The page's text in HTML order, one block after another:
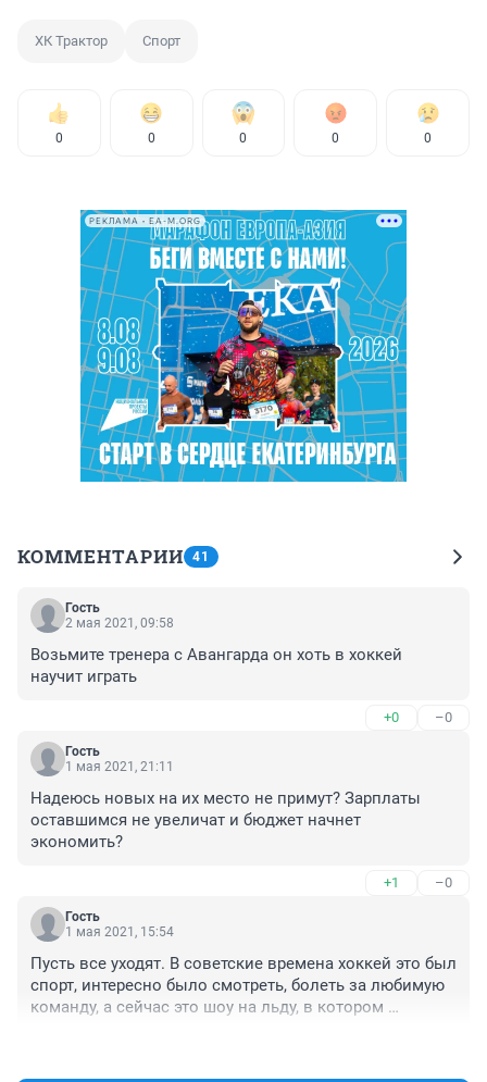
ХК Трактор Спорт
0 0 0 0 0
РЕКЛАМА • EA-M.ORG
КОММЕНТАРИИ 41
Гость
2 мая 2021, 09:58
Возьмите тренера с Авангарда он хоть в хоккей
научит играть
+0 –0
Гость
1 мая 2021, 21:11
Надеюсь новых на их место не примут? Зарплаты
оставшимся не увеличат и бюджет начнет
экономить?
+1 –0
Гость
1 мая 2021, 15:54
Пусть все уходят. В советские времена хоккей это был
спорт, интересно было смотреть, болеть за любимую
команду, а сейчас это шоу на льду, в котором